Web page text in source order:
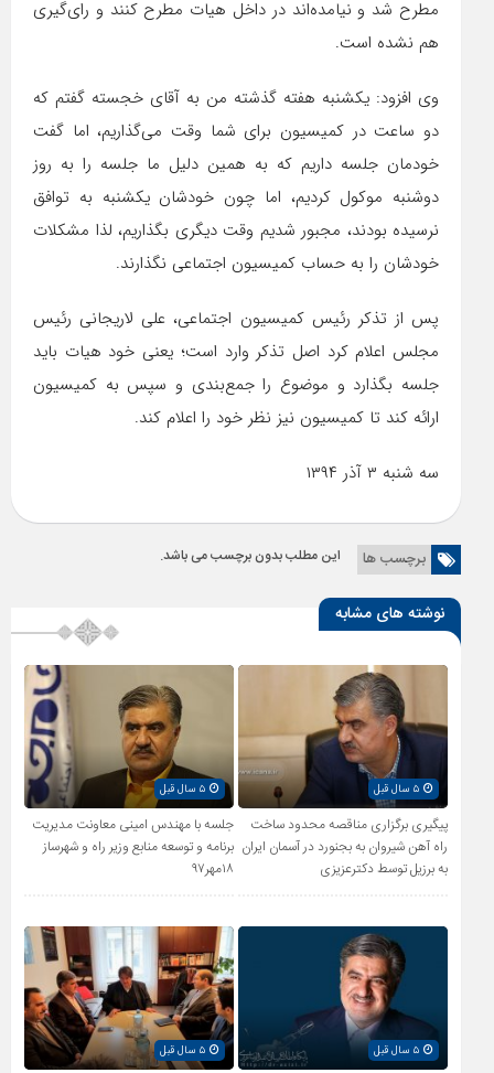
مطرح شد و نیامده‌اند در داخل هیات مطرح کنند و را‌ی‌گیری
هم نشده است.
وی افزود: یکشنبه هفته گذشته من به آقای خجسته گفتم که
دو ساعت در کمیسیون برای شما وقت می‌گذاریم، اما گفت
خودمان جلسه داریم که به همین دلیل ما جلسه را به روز
دوشنبه موکول کردیم، اما چون خودشان یکشنبه به توافق
نرسیده بودند، مجبور شدیم وقت دیگری بگذاریم، لذا مشکلات
خودشان را به حساب کمیسیون اجتماعی نگذارند.
پس از تذکر رئیس کمیسیون اجتماعی، علی لاریجانی رئیس
مجلس اعلام کرد اصل تذکر وارد است؛ یعنی خود هیات باید
جلسه بگذارد و موضوع را جمع‌بندی و سپس به کمیسیون
ارائه کند تا کمیسیون نیز نظر خود را اعلام کند.
سه شنبه ۳ آذر ۱۳۹۴
برچسب ها این مطلب بدون برچسب می باشد.
نوشته های مشابه
۵ سال قبل
پیگیری برگزاری مناقصه محدود ساخت
راه آهن شیروان به بجنورد در آسمان ایران
به برزیل توسط دکترعزیزی
۵ سال قبل
جلسه با مهندس امینی معاونت مدیریت
برنامه و توسعه منابع وزیر راه و شهرساز
۱۸مهر۹۷
۵ سال قبل ۵ سال قبل